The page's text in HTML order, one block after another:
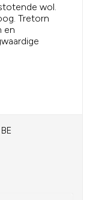
wol.
Tretorn
en